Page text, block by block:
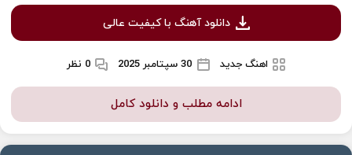
دانلود آهنگ با کیفیت عالی
اهنگ جدید 30 سپتامبر 2025 0 نظر
ادامه مطلب و دانلود کامل